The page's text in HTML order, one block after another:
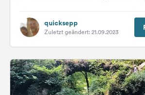
Compostela...
quicksepp
Zuletzt geändert: 21.09.2023